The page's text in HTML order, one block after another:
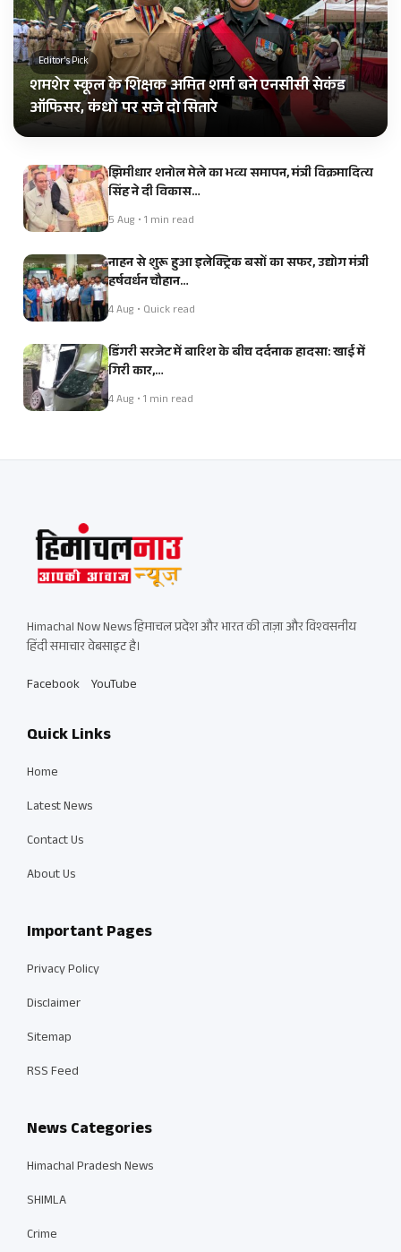
Editor's Pick
शमशेर स्कूल के शिक्षक अमित शर्मा बने एनसीसी सेकंड
ऑफिसर, कंधों पर सजे दो सितारे
झिमीधार शनोल मेले का भव्य समापन, मंत्री विक्रमादित्य
सिंह ने दी विकास…
5 Aug • 1 min read
नाहन से शुरू हुआ इलेक्ट्रिक बसों का सफर, उद्योग मंत्री
हर्षवर्धन चौहान…
4 Aug • Quick read
डिंगरी सरजेट में बारिश के बीच दर्दनाक हादसा: खाई में
गिरी कार,…
4 Aug • 1 min read
Himachal Now News हिमाचल प्रदेश और भारत की ताज़ा और विश्वसनीय
हिंदी समाचार वेबसाइट है।
Facebook YouTube
Quick Links
Home
Latest News
Contact Us
About Us
Important Pages
Privacy Policy
Disclaimer
Sitemap
RSS Feed
News Categories
Himachal Pradesh News
SHIMLA
Crime